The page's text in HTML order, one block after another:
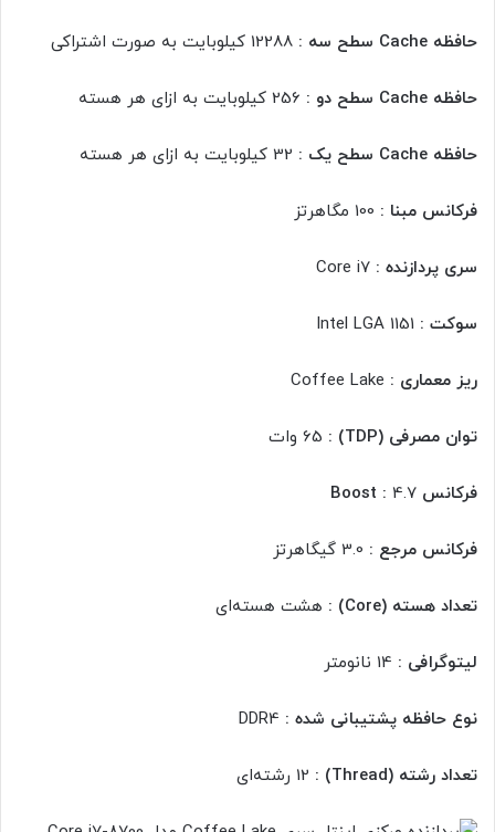
حافظه Cache سطح سه :
حافظه Cache سطح دو :
حافظه Cache سطح یک :
فرکانس مبنا :
سری پردازنده :
سوکت :
ریز معماری :
توان مصرفی (TDP) :
فرکانس Boost : 4.7
فرکانس مرجع :
تعداد هسته (Core) : هشت هسته‌ای
لیتوگرافی :
نوع حافظه پشتیبانی شده :
تعداد رشته (Thread) :